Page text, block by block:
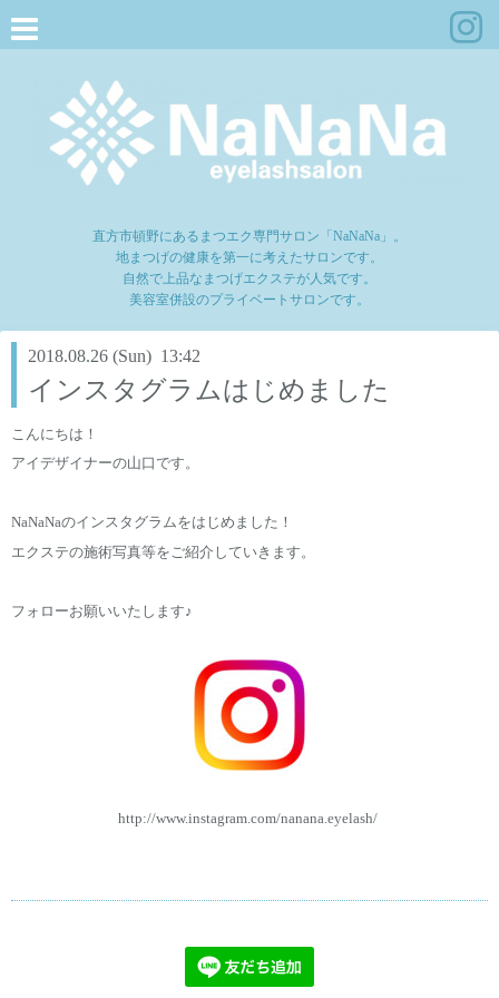
直方市頓野にあるまつエク専門サロン「NaNaNa」。
地まつげの健康を第一に考えたサロンです。
自然で上品なまつげエクステが人気です。
美容室併設のプライベートサロンです。
2018.08.26 (Sun) 13:42
インスタグラムはじめました
こんにちは！
アイデザイナーの山口です。
NaNaNaのインスタグラムをはじめました！
エクステの施術写真等をご紹介していきます。
フォローお願いいたします♪
http://www.instagram.com/nanana.eyelash/